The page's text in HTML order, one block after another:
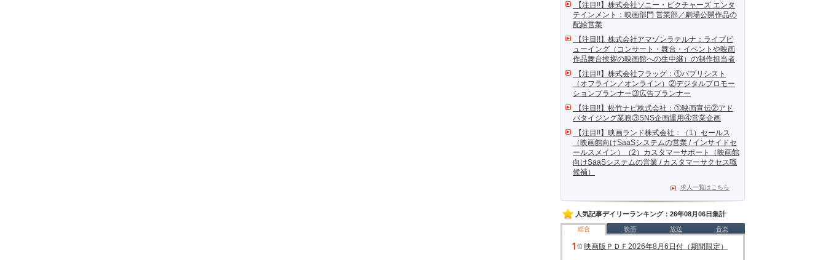
【注目!!】株式会社ソニー・ピクチャーズ エンタ
テインメント：映画部門 営業部／劇場公開作品の
配給営業
【注目!!】株式会社アマゾンラテルナ：ライブビ
ューイング（コンサート・舞台・イベントや映画
作品舞台挨拶の映画館への生中継）の制作担当者
【注目!!】株式会社フラッグ：①パブリシスト
（オフライン／オンライン）②デジタルプロモー
ションプランナー③広告プランナー
【注目!!】松竹ナビ株式会社：①映画宣伝②アド
バタイジング業務③SNS企画運用④営業企画
【注目!!】映画ランド株式会社：（1）セールス
（映画館向けSaaSシステムの営業 / インサイドセ
ールスメイン）（2）カスタマーサポート（映画館
向けSaaSシステムの営業 / カスタマーサクセス職
候補）
求人一覧はこちら
人気記事デイリーランキング：26年08月06日集計
総合 映画 放送 音楽
映画版ＰＤＦ2026年8月6日付（期間限定）